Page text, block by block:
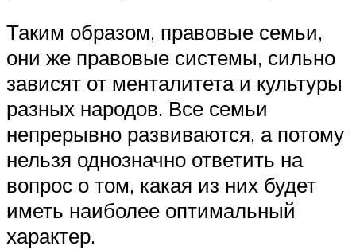
Таким образом, правовые семьи,
они же правовые системы, сильно
зависят от менталитета и культуры
разных народов. Все семьи
непрерывно развиваются, а потому
нельзя однозначно ответить на
вопрос о том, какая из них будет
иметь наиболее оптимальный
характер.